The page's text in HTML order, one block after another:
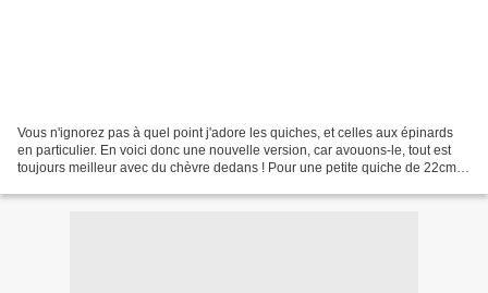
Vous n'ignorez pas à quel point j'adore les quiches, et celles aux épinards
en particulier. En voici donc une nouvelle version, car avouons-le, tout est
toujours meilleur avec du chèvre dedans ! Pour une petite quiche de 22cm :